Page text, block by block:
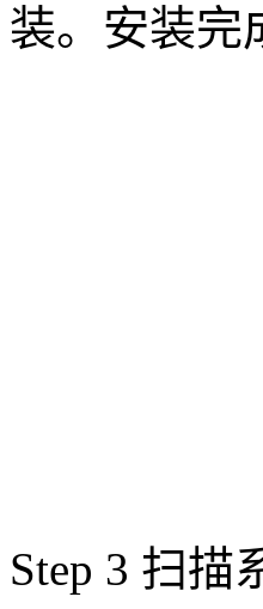
装。安装完
Step 3 扫描